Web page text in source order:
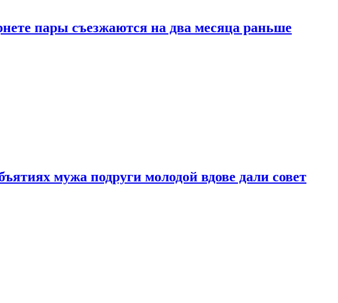
пары съезжаются на два месяца раньше
мужа подруги молодой вдове дали совет